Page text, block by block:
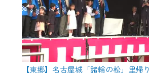
【東郷】名古屋城「諸輪の松」里帰り